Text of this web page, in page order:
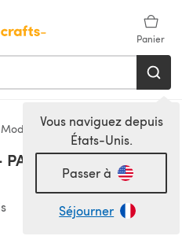
Panier
Vous naviguez depuis
États-Unis.
Passer à
Séjourner
Modèles
PAT0459 -